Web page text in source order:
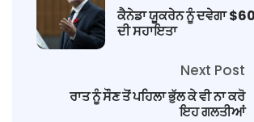
ਕੈਨੇਡਾ ਯੂਕਰੇਨ ਨੂੰ ਦਵੇਗਾ
ਦੀ ਸਹਾਇਤਾ
Next Post
ਰਾਤ ਨੂੰ ਸੌਣ ਤੋਂ ਪਹਿਲਾ ਭੁੱਲ ਕੇ ਵੀ ਨਾ ਕਰੋ
ਇਹ ਗਲਤੀਆਂ